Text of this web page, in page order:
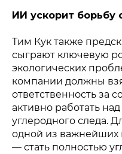
ИИ ускорит борьбу
Тим Кук также
сыграют ключевую
экологических
компании должны
ответственность за
активно работать
углеродного следа.
одной из
— стать полностью
© 2015-2026 НАУРР. Все права защищены. При
материалов ссылка на ROBOTUNION.RU —